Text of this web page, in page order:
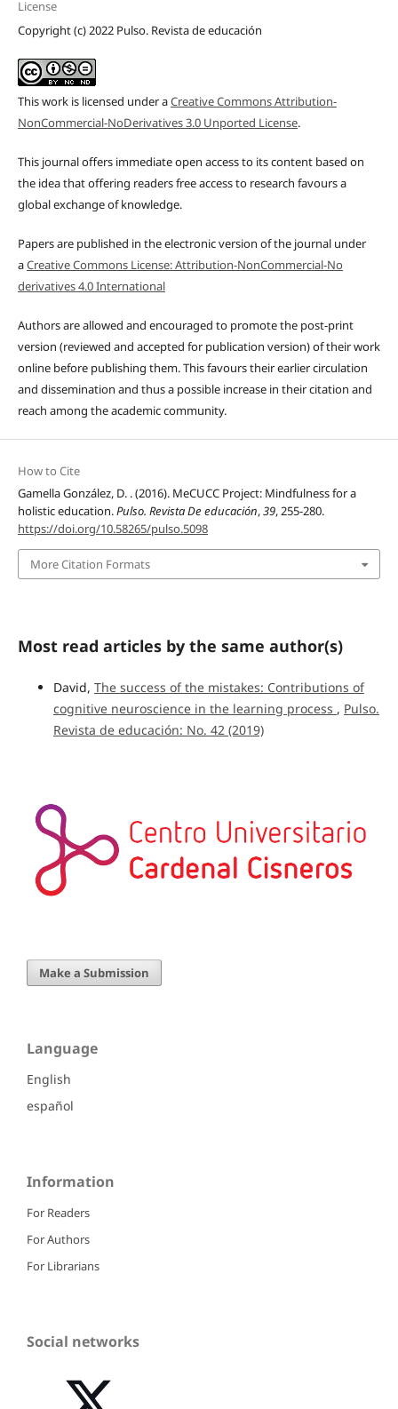
License
Copyright (c) 2022 Pulso. Revista de educación
This work is licensed under aCreative Commons Attribution-
NonCommercial-NoDerivatives 3.0 Unported License.
This journal offers immediate open access to its content based on
the idea that offering readers free access to research favours a
global exchange of knowledge.
Papers are published in the electronic version of the journal under
aCreative Commons License: Attribution-NonCommercial-No
derivatives 4.0 International
Authors are allowed and encouraged to promote the post-print
version (reviewed and accepted for publication version) of their work
online before publishing them. This favours their earlier circulation
and dissemination and thus a possible increase in their citation and
reach among the academic community.
How to Cite
Gamella González, D. . (2016). MeCUCC Project: Mindfulness for a
holistic education.Pulso. Revista De educación,39, 255-280.
https://doi.org/10.58265/pulso.5098
More Citation Formats
Most read articles by the same author(s)
David, The success of the mistakes: Contributions of
cognitive neuroscience in the learning process , Pulso.
Revista de educación: No. 42 (2019)
Make a Submission
Language
English
español
Information
For Readers
For Authors
For Librarians
Social networks